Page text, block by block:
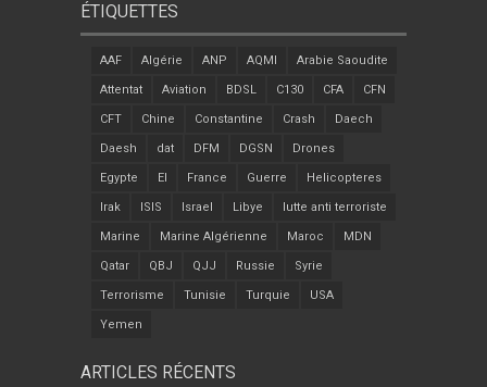
ÉTIQUETTES
AAF Algérie ANP AQMI Arabie Saoudite
Attentat Aviation BDSL C130 CFA CFN
CFT Chine Constantine Crash Daech
Daesh dat DFM DGSN Drones
Egypte EI France Guerre Helicopteres
Irak ISIS Israel Libye lutte anti terroriste
Marine Marine Algérienne Maroc MDN
Qatar QBJ QJJ Russie Syrie
Terrorisme Tunisie Turquie USA
Yemen
ARTICLES RÉCENTS